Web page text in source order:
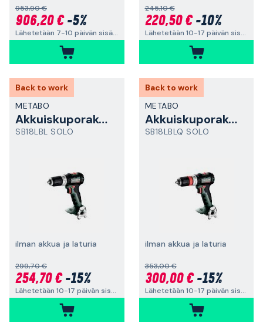
953,90 €
906,20 €-5%
Lähetetään 7-10 päivän sisällä
245,10 €
220,50 €-10%
Lähetetään 10-17 päivän sisällä
Back to work
METABO
Akkuiskuporakone
SB18LBL SOLO
ilman akkua ja laturia
299,70 €
254,70 €-15%
Lähetetään 10-17 päivän sisällä
Back to work
METABO
Akkuiskuporakone
SB18LBLQ SOLO
ilman akkua ja laturia
353,00 €
300,00 €-15%
Lähetetään 10-17 päivän sisällä